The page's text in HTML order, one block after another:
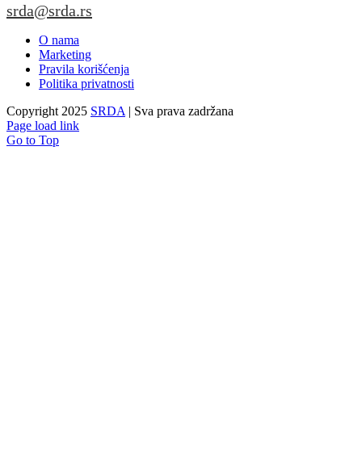
srda@srda.rs
O nama
Marketing
Pravila korišćenja
Politika privatnosti
Copyright 2025 SRDA | Sva prava zadržana
Page load link
Go to Top